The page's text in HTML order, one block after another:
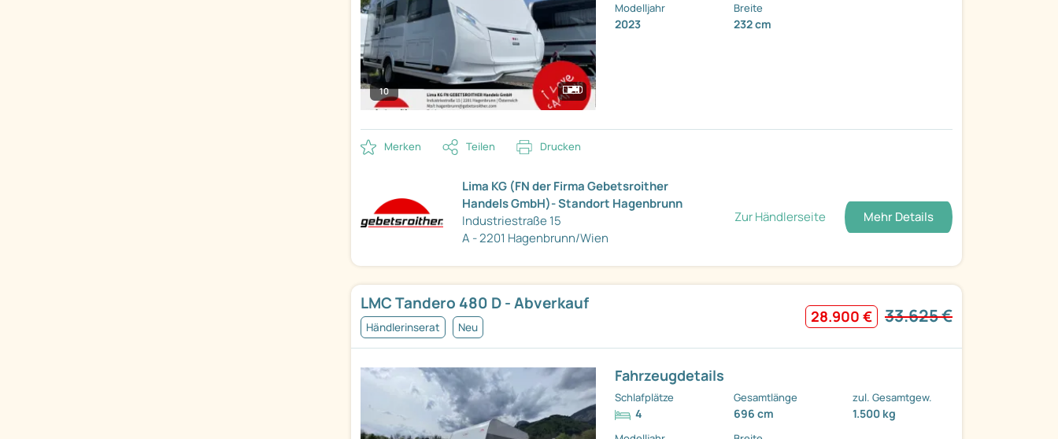
10
Modelljahr
2023
Breite
232 cm
Merken Teilen Drucken
Lima KG (FN der Firma Gebetsroither
Handels GmbH)- Standort Hagenbrunn
Industriestraße 15
A - 2201 Hagenbrunn/Wien
Zur Händlerseite Mehr Details
LMC Tandero 480 D - Abverkauf
Händlerinserat Neu
28.900 € 33.625 €
Fahrzeugdetails
Schlafplätze
4
Gesamtlänge
696 cm
zul. Gesamtgew.
1.500 kg